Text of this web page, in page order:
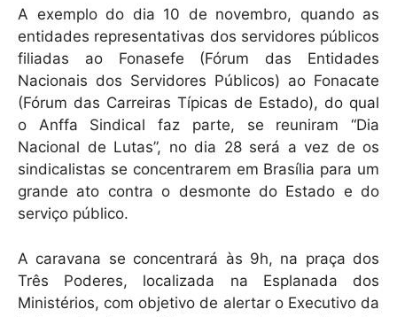
A exemplo do dia 10 de novembro, quando as
entidades representativas dos servidores públicos
filiadas ao Fonasefe (Fórum das Entidades
Nacionais dos Servidores Públicos) ao Fonacate
(Fórum das Carreiras Típicas de Estado), do qual
o Anffa Sindical faz parte, se reuniram “Dia
Nacional de Lutas”, no dia 28 será a vez de os
sindicalistas se concentrarem em Brasília para um
grande ato contra o desmonte do Estado e do
serviço público.
A caravana se concentrará às 9h, na praça dos
Três Poderes, localizada na Esplanada dos
Ministérios, com objetivo de alertar o Executivo da